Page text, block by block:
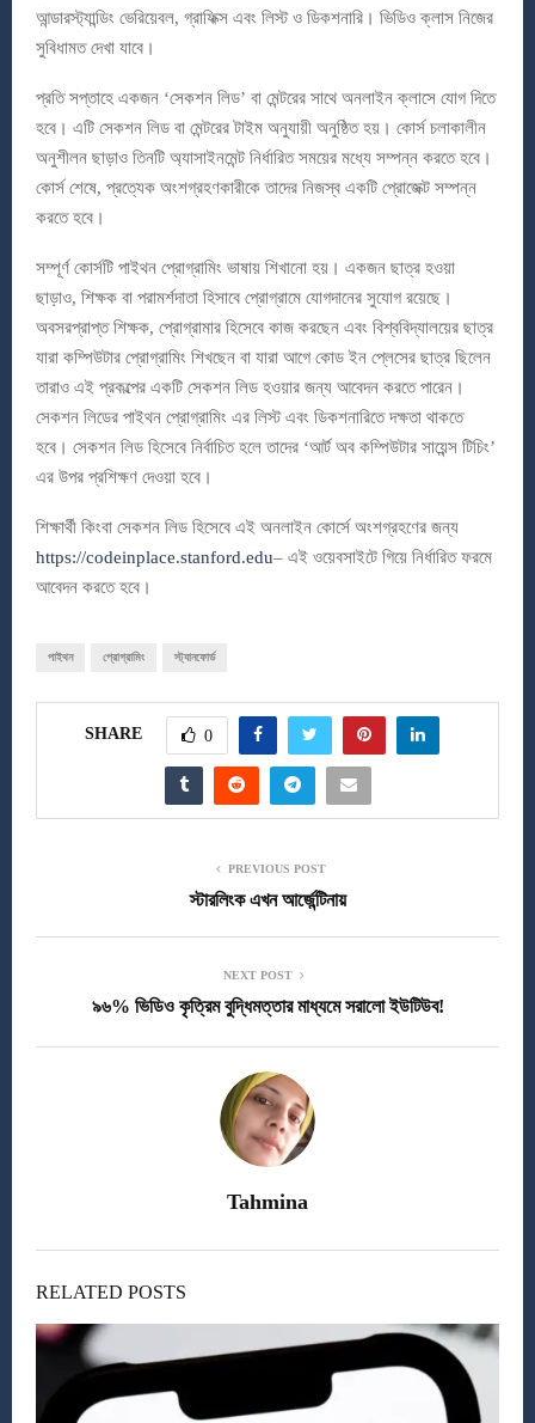
আন্ডারস্ট্যান্ডিং ভেরিয়েবল, গ্রাফিক্স এবং লিস্ট ও ডিকশনারি। ভিডিও ক্লাস নিজের
সুবিধামত দেখা যাবে।
প্রতি সপ্তাহে একজন ‘সেকশন লিড’ বা মেন্টরের সাথে অনলাইন ক্লাসে যোগ দিতে
হবে। এটি সেকশন লিড বা মেন্টরের টাইম অনুযায়ী অনুষ্ঠিত হয়। কোর্স চলাকালীন
অনুশীলন ছাড়াও তিনটি অ্যাসাইনমেন্ট নির্ধারিত সময়ের মধ্যে সম্পন্ন করতে হবে।
কোর্স শেষে, প্রত্যেক অংশগ্রহণকারীকে তাদের নিজস্ব একটি প্রোজেক্ট সম্পন্ন
করতে হবে।
সম্পূর্ণ কোর্সটি পাইথন প্রোগ্রামিং ভাষায় শিখানো হয়। একজন ছাত্র হওয়া
ছাড়াও, শিক্ষক বা পরামর্শদাতা হিসাবে প্রোগ্রামে যোগদানের সুযোগ রয়েছে।
অবসরপ্রাপ্ত শিক্ষক, প্রোগ্রামার হিসেবে কাজ করছেন এবং বিশ্ববিদ্যালয়ের ছাত্র
যারা কম্পিউটার প্রোগ্রামিং শিখছেন বা যারা আগে কোড ইন প্লেসের ছাত্র ছিলেন
তারাও এই প্রকল্পের একটি সেকশন লিড হওয়ার জন্য আবেদন করতে পারেন।
সেকশন লিডের পাইথন প্রোগ্রামিং এর লিস্ট এবং ডিকশনারিতে দক্ষতা থাকতে
হবে। সেকশন লিড হিসেবে নির্বাচিত হলে তাদের ‘আর্ট অব কম্পিউটার সায়েন্স টিচিং’
এর উপর প্রশিক্ষণ দেওয়া হবে।
শিক্ষার্থী কিংবা সেকশন লিড হিসেবে এই অনলাইন কোর্সে অংশগ্রহণের জন্য
https://codeinplace.stanford.edu– এই ওয়েবসাইটে গিয়ে নির্ধারিত ফরমে
আবেদন করতে হবে।
পাইথন প্রোগ্রামিং স্ট্যানফোর্ড
SHARE 0
PREVIOUS POST
স্টারলিংক এখন আর্জেন্টিনায়
NEXT POST
৯৬% ভিডিও কৃত্রিম বুদ্ধিমত্তার মাধ্যমে সরালো ইউটিউব!
Tahmina
RELATED POSTS